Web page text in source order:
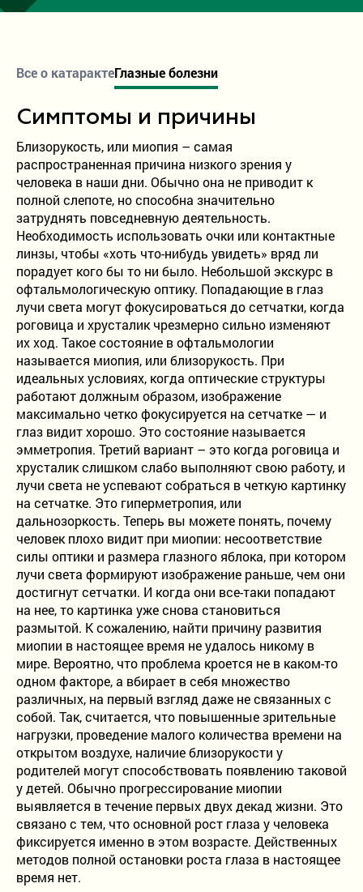
О клинике
Вакансии
Дополнительная информация
Блог
Отзывы пациентов
Отделение в Петрозаводске
Отправка жалоб при оказании услуг по ОМС
Детское отделение
Проверка зрения
Лазерная коррекция зрения
Лечение катаракты
Рефракционная ленсэктомия
Витреоретинальная хирургия
Лечение кератоконуса
8-800-302-99-93
Бесплатно по России
+7 (815) 256-66-56
+7 (921) 150-04-00
9:00 - 19:00
без выходных
Все о катарактеГлазные болезни
Симптомы и причины
Близорукость, или миопия – самая
распространенная причина низкого зрения у
человека в наши дни. Обычно она не приводит к
полной слепоте, но способна значительно
затруднять повседневную деятельность.
Необходимость использовать очки или контактные
линзы, чтобы «хоть что-нибудь увидеть» вряд ли
порадует кого бы то ни было. Небольшой экскурс в
офтальмологическую оптику. Попадающие в глаз
лучи света могут фокусироваться до сетчатки, когда
роговица и хрусталик чрезмерно сильно изменяют
их ход. Такое состояние в офтальмологии
называется миопия, или близорукость. При
идеальных условиях, когда оптические структуры
работают должным образом, изображение
максимально четко фокусируется на сетчатке — и
глаз видит хорошо. Это состояние называется
эмметропия. Третий вариант – это когда роговица и
хрусталик слишком слабо выполняют свою работу, и
лучи света не успевают собраться в четкую картинку
на сетчатке. Это гиперметропия, или
дальнозоркость. Теперь вы можете понять, почему
человек плохо видит при миопии: несоответствие
силы оптики и размера глазного яблока, при котором
лучи света формируют изображение раньше, чем они
достигнут сетчатки. И когда они все-таки попадают
на нее, то картинка уже снова становиться
размытой. К сожалению, найти причину развития
миопии в настоящее время не удалось никому в
мире. Вероятно, что проблема кроется не в каком-то
одном факторе, а вбирает в себя множество
различных, на первый взгляд даже не связанных с
собой. Так, считается, что повышенные зрительные
нагрузки, проведение малого количества времени на
открытом воздухе, наличие близорукости у
родителей могут способствовать появлению таковой
у детей. Обычно прогрессирование миопии
выявляется в течение первых двух декад жизни. Это
связано с тем, что основной рост глаза у человека
фиксируется именно в этом возрасте. Действенных
методов полной остановки роста глаза в настоящее
время нет.